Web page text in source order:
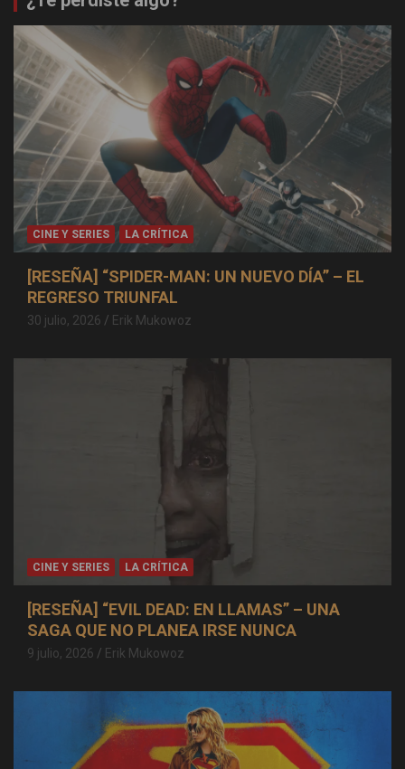
CINE Y SERIES LA CRÍTICA
[RESEÑA] “SPIDER-MAN: UN NUEVO DÍA” – EL
REGRESO TRIUNFAL
30 julio, 2026 Erik Mukowoz
CINE Y SERIES LA CRÍTICA
[RESEÑA] “EVIL DEAD: EN LLAMAS” – UNA
SAGA QUE NO PLANEA IRSE NUNCA
9 julio, 2026 Erik Mukowoz